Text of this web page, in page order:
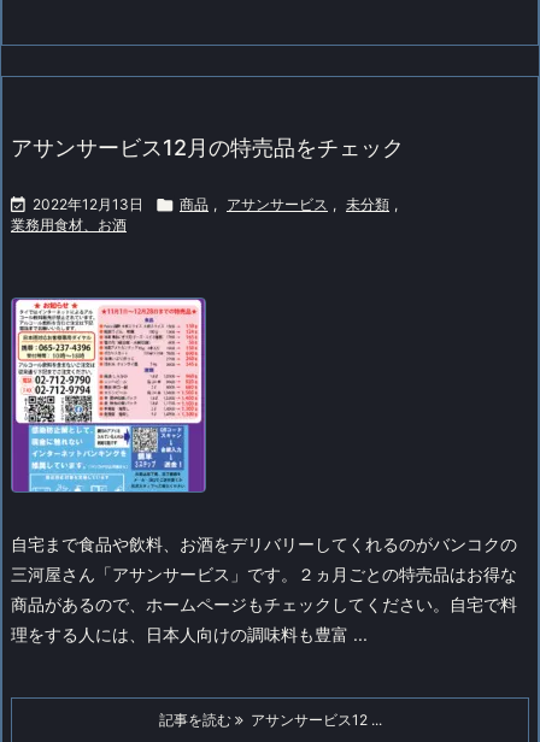
アサンサービス12月の特売品をチェック
 2022年12月13日  商品 , アサンサービス , 未分類 ,
業務用食材、お酒
自宅まで食品や飲料、お酒をデリバリーしてくれるのがバンコクの
三河屋さん「アサンサービス」です。２ヵ月ごとの特売品はお得な
商品があるので、ホームページもチェックしてください。
自宅で料
理をする人には、日本人向けの調味料も豊富 ...
記事を読む アサンサービス12 ...